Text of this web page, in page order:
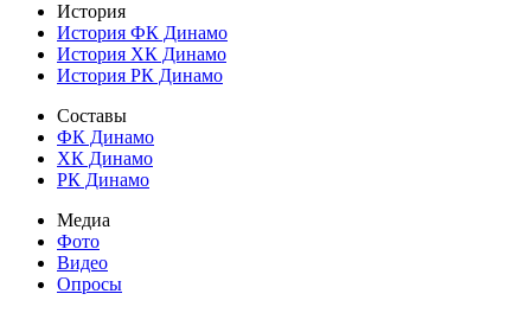
История
История ФК Динамо
История ХК Динамо
История РК Динамо
Составы
ФК Динамо
ХК Динамо
РК Динамо
Медиа
Фото
Видео
Опросы